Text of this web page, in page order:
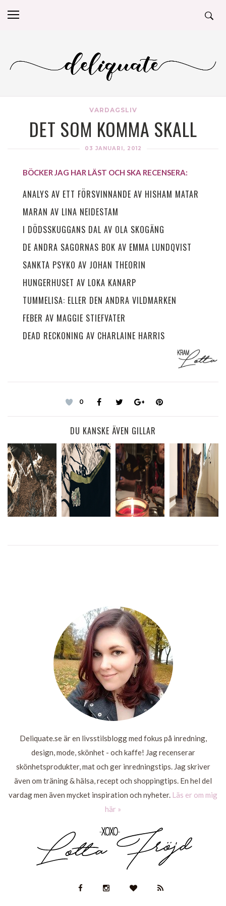
VARDAGSLIV
DET SOM KOMMA SKALL
03 JANUARI, 2012
BÖCKER JAG HAR LÄST OCH SKA RECENSERA:
ANALYS AV ETT FÖRSVINNANDE AV HISHAM MATAR
MARAN AV LINA NEIDESTAM
I DÖDSSKUGGANS DAL AV OLA SKOGÄNG
DE ANDRA SAGORNAS BOK AV EMMA LUNDQVIST
SANKTA PSYKO AV JOHAN THEORIN
HUNGERHUSET AV LOKA KANARP
TUMMELISA: ELLER DEN ANDRA VILDMARKEN
FEBER AV MAGGIE STIEFVATER
DEAD RECKONING AV CHARLAINE HARRIS
0
DU KANSKE ÄVEN GILLAR
LÄS MER LÄS
MER
Deliquate.se är en livsstilsblogg med fokus på inredning,
design, mode, skönhet - och kaffe! Jag recenserar
skönhetsprodukter, mat och ger inredningstips. Jag skriver
även om träning & hälsa, recept och shoppingtips. En hel del
vardag men även mycket inspiration och nyheter. Läs er om mig
här »